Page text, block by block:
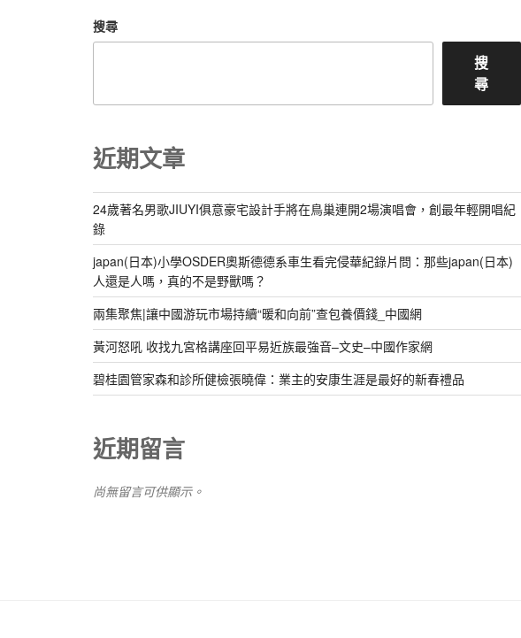
搜尋
搜
尋
近期文章
24歲著名男歌JIUYI俱意豪宅設計手將在鳥巢連開2場演唱會，創最年輕開唱紀
錄
japan(日本)小學OSDER奧斯德德系車生看完侵華紀錄片問：那些japan(日本)
人還是人嗎，真的不是野獸嗎？
兩集聚焦|讓中國游玩市場持續“暖和向前”查包養價錢_中國網
黃河怒吼 收找九宮格講座回平易近族最強音–文史–中國作家網
碧桂園管家森和診所健檢張曉偉：業主的安康生涯是最好的新春禮品
近期留言
尚無留言可供顯示。